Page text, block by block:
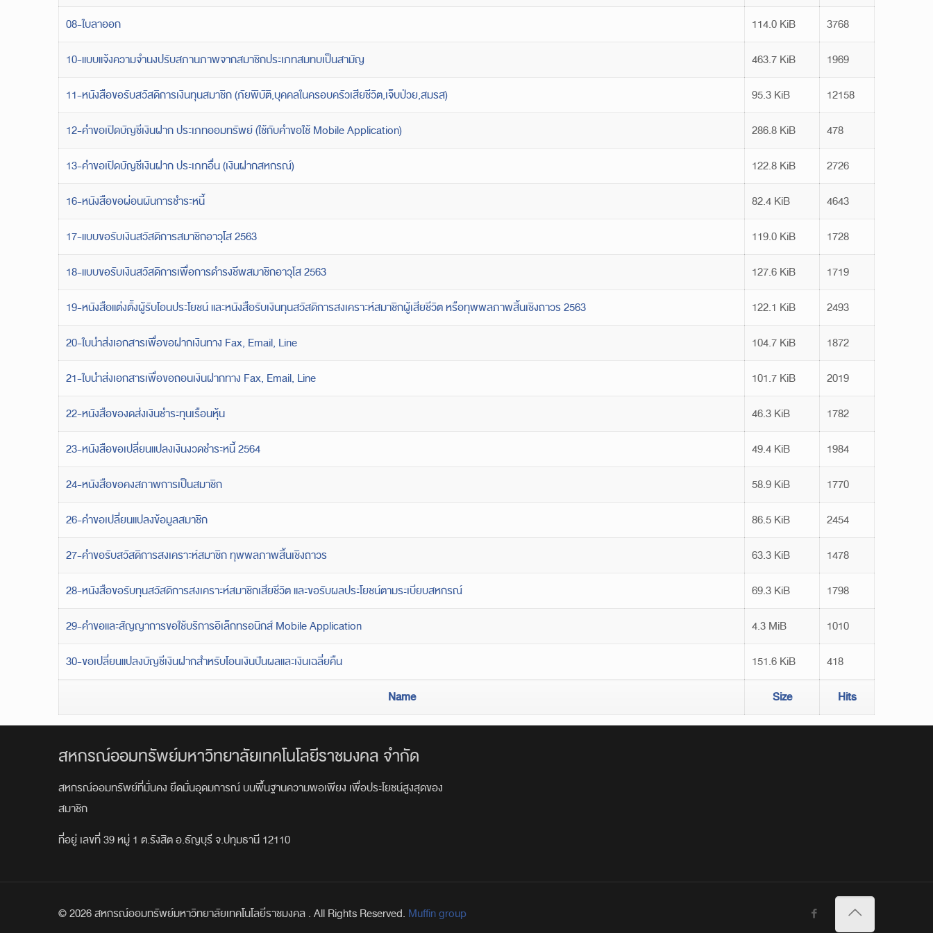
Name Size Hits
08-ใบลาออก 114.0 KiB
3768
10-แบบแจ้งความจำนงปรับสภานภาพจากสมาชิกประเภทสมทบเป็นสามัญ
463.7 KiB
1969
11-หนังสือขอรับสวัสดิการเงินทุนสมาชิก (ภัยพิบัติ,บุคคลในครอบครัวเสียชีวิต,เจ็บป่วย,สมรส)
95.3 KiB
12158
12-คำขอเปิดบัญชีเงินฝาก ประเภทออมทรัพย์ (ใช้กับคําขอใช้ Mobile Application)
286.8 KiB
478
13-คำขอเปิดบัญชีเงินฝาก ประเภทอื่น (เงินฝากสหกรณ์)
122.8 KiB
2726
16-หนังสือขอผ่อนผันการชำระหนี้
82.4 KiB
4643
17-แบบขอรับเงินสวัสดิการสมาชิกอาวุโส 2563
119.0 KiB
1728
18-แบบขอรับเงินสวัสดิการเพื่อการดำรงชีพสมาชิกอาวุโส 2563
127.6 KiB
1719
19-หนังสือแต่งตั้งผู้รับโอนประโยชน์ และหนังสือรับเงินทุนสวัสดิการสงเคราะห์สมาชิกผู้เสียชีวิต หรือทุพพลภาพสิ้นเชิงถาวร 2563
122.1 KiB
2493
20-ใบนำส่งเอกสารเพื่อขอฝากเงินทาง Fax, Email, Line
104.7 KiB
1872
21-ใบนำส่งเอกสารเพื่อขอถอนเงินฝากทาง Fax, Email, Line
101.7 KiB
2019
22-หนังสือของดส่งเงินชำระทุนเรือนหุ้น
46.3 KiB
1782
23-หนังสือขอเปลี่ยนแปลงเงินงวดชำระหนี้ 2564
49.4 KiB
1984
24-หนังสือขอคงสภาพการเป็นสมาชิก
58.9 KiB
1770
26-คำขอเปลี่ยนแปลงข้อมูลสมาชิก
86.5 KiB
2454
27-คำขอรับสวัสดิการสงเคราะห์สมาชิก ทุพพลภาพสิ้นเชิงถาวร
63.3 KiB
1478
28-หนังสือขอรับทุนสวัสดิการสงเคราะห์สมาชิกเสียชีวิต และขอรับผลประโยชน์ตามระเบียบสหกรณ์
69.3 KiB
1798
29-คําขอและสัญญาการขอใช้บริการอิเล็กทรอนิกส์ Mobile Application
4.3 MiB
1010
30-ขอเปลี่ยนแปลงบัญชีเงินฝากสำหรับโอนเงินปันผลและเงินเฉลี่ยคืน
151.6 KiB 418
สหกรณ์ออมทรัพย์มหาวิทยาลัยเทคโนโลยีราชมงคล จำกัด
สหกรณ์ออมทรัพย์ที่มั่นคง ยึดมั่นอุดมการณ์ บนพื้นฐานความพอเพียง เพื่อประโยชน์สูงสุดของ
สมาชิก
ที่อยู่ เลขที่ 39 หมู่ 1 ต.รังสิต อ.ธัญบุรี จ.ปทุมธานี 12110
© 2026 สหกรณ์ออมทรัพย์มหาวิทยาลัยเทคโนโลยีราชมงคล . All Rights Reserved. Muffin group